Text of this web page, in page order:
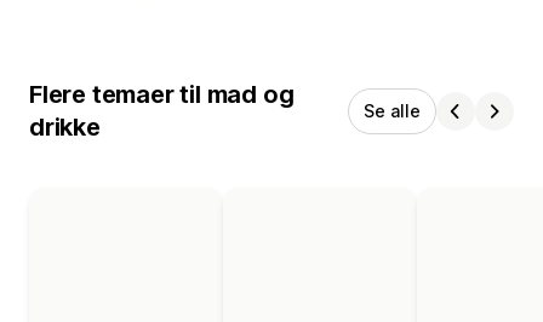
Flere temaer til mad og
drikke
Se alle